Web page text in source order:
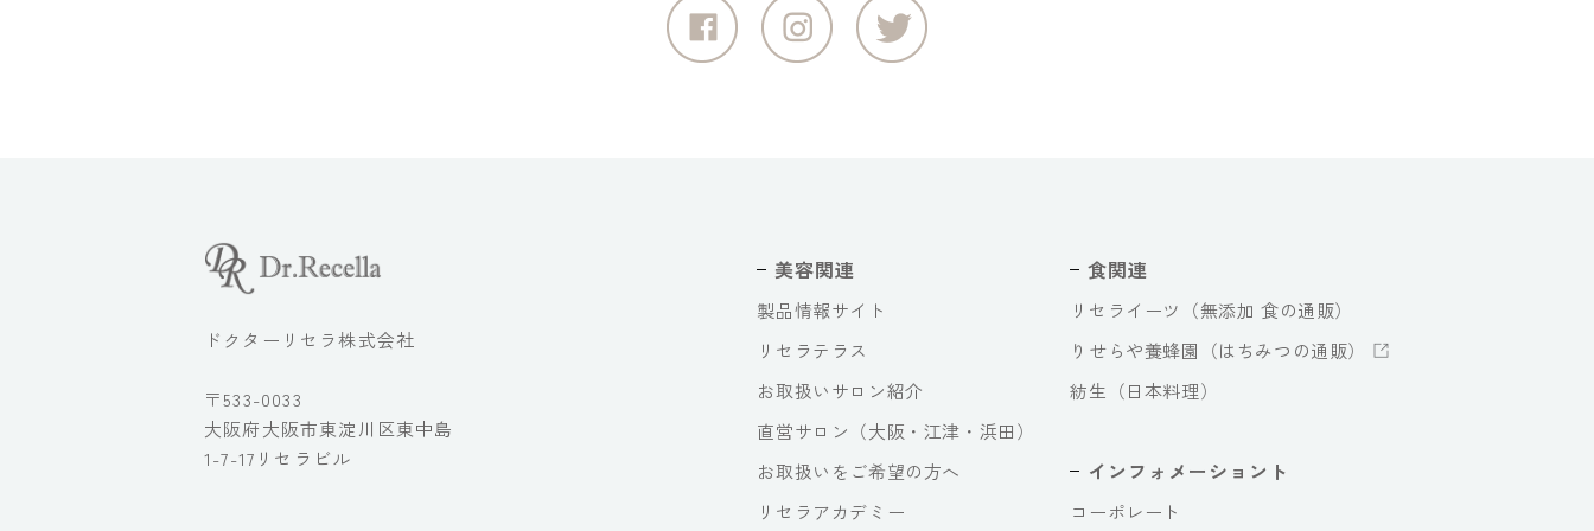
ドクターリセラ株式会社
〒533-0033
大阪府大阪市東淀川区東中島
1-7-17リセラビル
美容関連
製品情報サイト
リセラテラス
お取扱いサロン紹介
直営サロン（大阪・江津・浜田）
お取扱いをご希望の方へ
リセラアカデミー
食関連
リセライーツ（無添加 食の通販）
りせらや養蜂園（はちみつの通販）
紡生（日本料理）
インフォメーショント
コーポレート